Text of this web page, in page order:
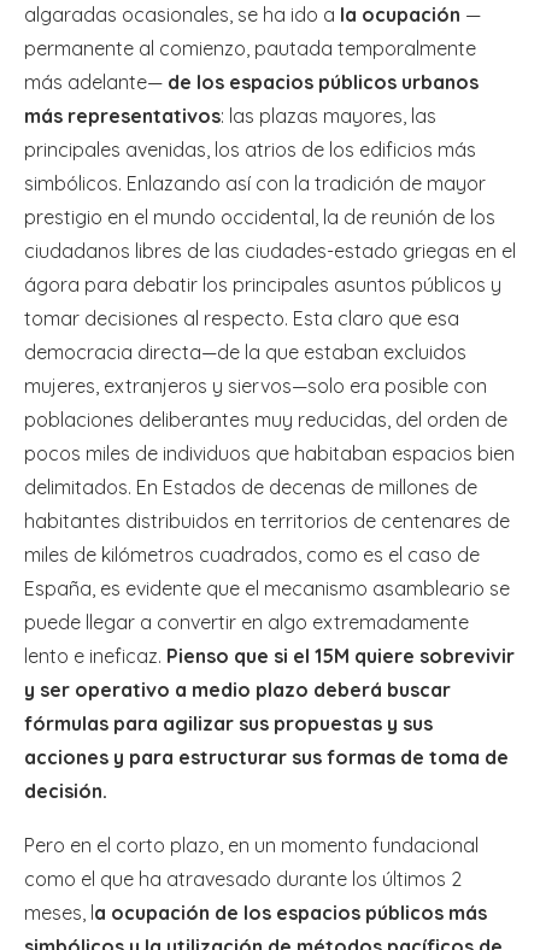
algaradas ocasionales, se ha ido a la ocupación —
permanente al comienzo, pautada temporalmente
más adelante— de los espacios públicos urbanos
más representativos: las plazas mayores, las
principales avenidas, los atrios de los edificios más
simbólicos. Enlazando así con la tradición de mayor
prestigio en el mundo occidental, la de reunión de los
ciudadanos libres de las ciudades-estado griegas en el
ágora para debatir los principales asuntos públicos y
tomar decisiones al respecto. Esta claro que esa
democracia directa—de la que estaban excluidos
mujeres, extranjeros y siervos—solo era posible con
poblaciones deliberantes muy reducidas, del orden de
pocos miles de individuos que habitaban espacios bien
delimitados. En Estados de decenas de millones de
habitantes distribuidos en territorios de centenares de
miles de kilómetros cuadrados, como es el caso de
España, es evidente que el mecanismo asambleario se
puede llegar a convertir en algo extremadamente
lento e ineficaz. Pienso que si el 15M quiere sobrevivir
y ser operativo a medio plazo deberá buscar
fórmulas para agilizar sus propuestas y sus
acciones y para estructurar sus formas de toma de
decisión.
Pero en el corto plazo, en un momento fundacional
como el que ha atravesado durante los últimos 2
meses, la ocupación de los espacios públicos más